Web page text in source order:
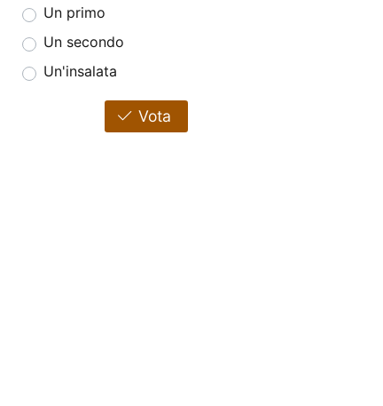
Un primo
Un secondo
Un'insalata
Vota